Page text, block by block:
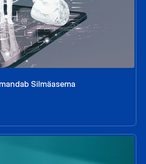
Silmäasema